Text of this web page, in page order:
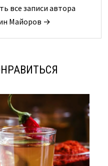
все записи автора
Майоров →